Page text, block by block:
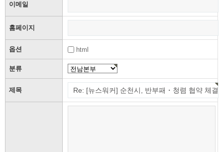
이메일
홈페이지
옵션 html
분류
제목